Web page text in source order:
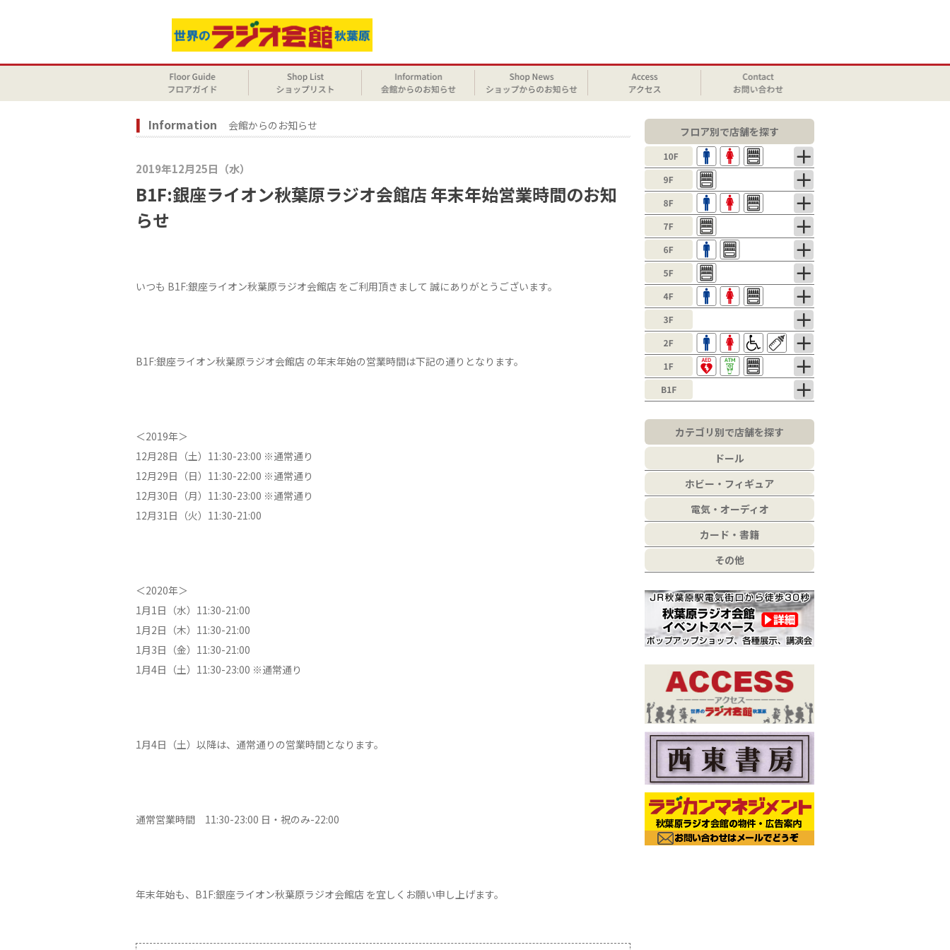
Information 会館からのお知らせ
2019年12月25日（水）
B1F:銀座ライオン秋葉原ラジオ会館店 年末年始営業時間のお知
らせ
いつも B1F:銀座ライオン秋葉原ラジオ会館店 をご利用頂きまして 誠にありがとうございます。
B1F:銀座ライオン秋葉原ラジオ会館店 の年末年始の営業時間は下記の通りとなります。
＜2019年＞
12月28日（土）11:30-23:00 ※通常通り
12月29日（日）11:30-22:00 ※通常通り
12月30日（月）11:30-23:00 ※通常通り
12月31日（火）11:30-21:00
＜2020年＞
1月1日（水）11:30-21:00
1月2日（木）11:30-21:00
1月3日（金）11:30-21:00
1月4日（土）11:30-23:00 ※通常通り
1月4日（土）以降は、通常通りの営業時間となります。
通常営業時間 11:30-23:00 日・祝のみ-22:00
年末年始も、B1F:銀座ライオン秋葉原ラジオ会館店 を宜しくお願い申し上げます。
フロア別で店舗を探す
カテゴリ別で店舗を探す
ドール
ホビー・フィギュア
電気・オーディオ
カード・書籍
その他